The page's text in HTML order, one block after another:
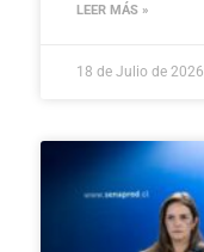
LEER MÁS »
18 de Julio de 2026